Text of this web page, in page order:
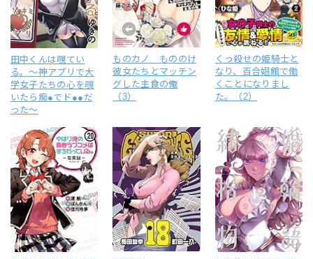
田中くんは覗てい
る。～神アプリで大
学女子たちの心を覗
いたら痴●でド●●だ
った～
ものカノ もののけ
彼女たちとマッチン
グした主食の俺
（3）
くっ殺せの姫騎士と
なり、百合娼館で働
くことになりまし
た。（2）